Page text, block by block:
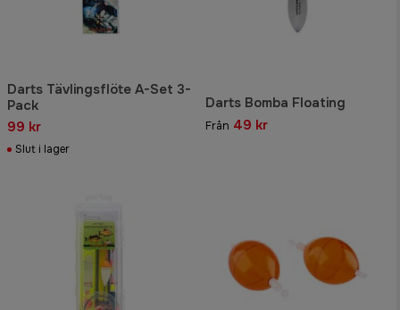
Darts Tävlingsflöte A-Set 3-
Pack
99 kr
Slut i lager
Darts Bomba Floating
Från 49 kr